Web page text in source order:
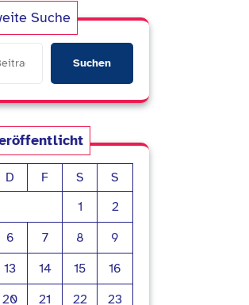
Suche
Suchen
D F S
S
1
2
6 7 8
9
13 14 15
16
20 21 22
23